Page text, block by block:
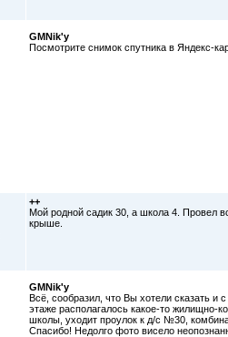
GMNik'у
Посмотрите снимок спутника в Яндекс-
++
Мой родной садик 30, а школа 4. Провел
крыше.
GMNik'у
Всё, сообразил, что Вы хотели сказать и
этаже располагалось какое-то
школы, уходит проулок к д/с №30,
Спасибо! Недолго фото висело